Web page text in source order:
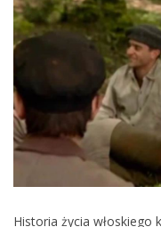
Historia życia włoskiego